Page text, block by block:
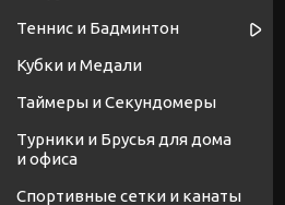
Теннис и Бадминтон
Кубки и Медали
Таймеры и Секундомеры
Турники и Брусья для дома
и офиса
Спортивные cетки и канаты